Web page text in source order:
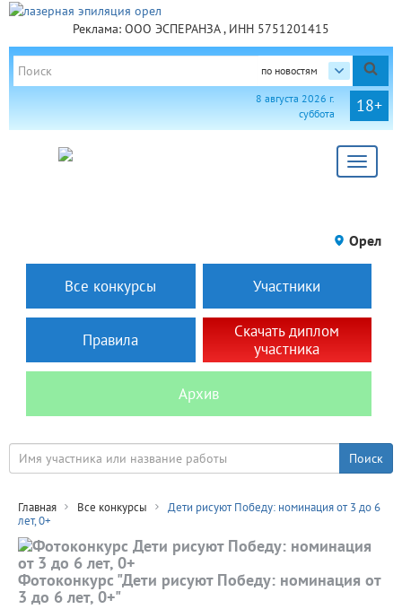
Реклама: ООО ЭСПЕРАНЗА , ИНН 5751201415
по новостям
18+
8 августа 2026 г.
суббота
Toggle
Орел
Все конкурсы Участники
Правила
Скачать диплом
участника
Архив
Главная Все конкурсы
Дети рисуют Победу: номинация от 3 до 6
лет, 0+
Фотоконкурс "Дети рисуют Победу: номинация от
3 до 6 лет, 0+"